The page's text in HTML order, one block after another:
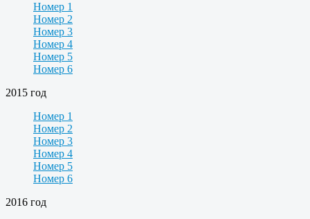
Номер 1
Номер 2
Номер 3
Номер 4
Номер 5
Номер 6
2015 год
Номер 1
Номер 2
Номер 3
Номер 4
Номер 5
Номер 6
2016 год